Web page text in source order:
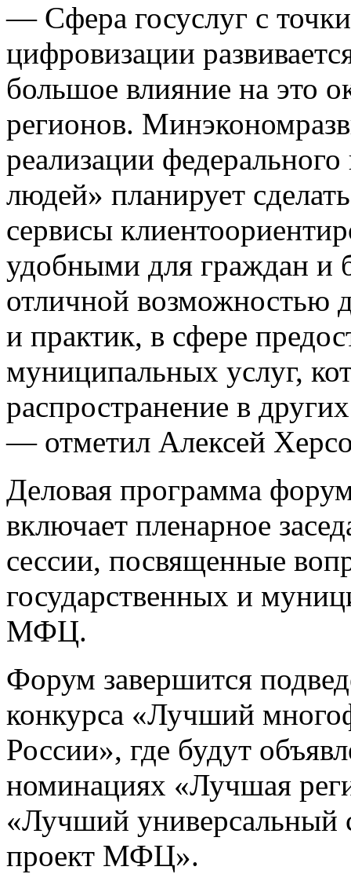
— Сфера госуслуг с
цифровизации
большое влияние на это
регионов.
реализации
людей» планирует
сервисы
удобными для граждан и
отличной возможностью
и практик, в сфере
муниципальных услуг,
распространение в
— отметил Алексей
Деловая программа
включает пленарное
сессии, посвященные
государственных и
МФЦ.
Форум завершится
конкурса «Лучший
России», где будут
номинациях «Лучшая
«Лучший
проект МФЦ».